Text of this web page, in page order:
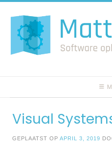
naar
inhoud
Visual
GEPLAATST OP APRIL 3, 2019